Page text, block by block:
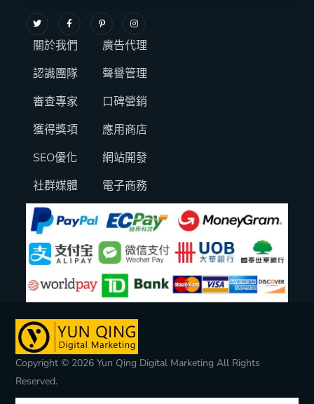
關於我們
認識團隊
審查專家
獲得獎項
SEO優化
社群媒體
廣告代理
聲譽管理
口碑營銷
應用商店
網站開發
電子商務
Copyright © 2026 Yun Qing Digital Marketing All Rights
Reserved.